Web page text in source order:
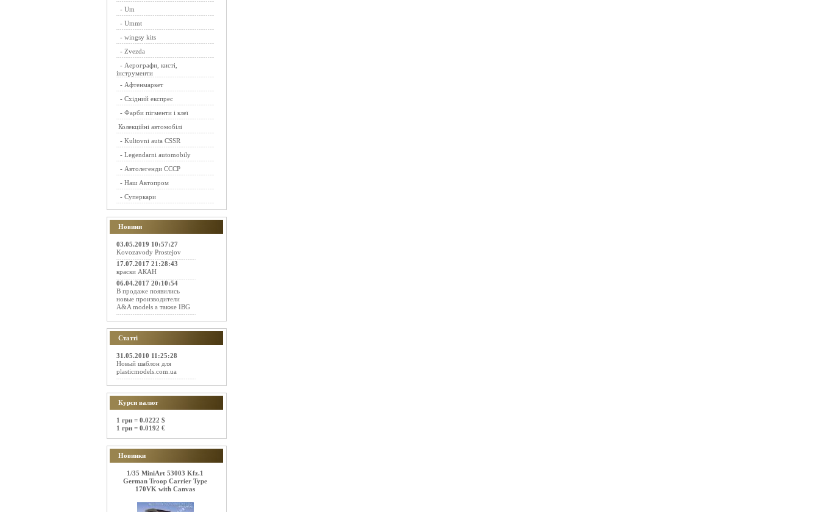
- Um
- Ummt
- wingsy kits
- Zvezda
- Аерографи, кисті,
інструменти
- Афтенмаркет
- Східний експрес
- Фарби пігменти і клеї
Колекційні автомобілі
- Kultovni auta CSSR
- Legendarni automobily
- Автолегенди СССР
- Наш Автопром
- Суперкари
Новини
03.05.2019 10:57:27
Kovozavody Prostejov
17.07.2017 21:28:43
краски АКАН
06.04.2017 20:10:54
В продаже появились
новые производители
A&A models а также IBG
Статті
31.05.2010 11:25:28
Новый шаблон для
plasticmodels.com.ua
Курси валют
1 грн = 0.0222 $
1 грн = 0.0192 €
Новинки
1/35 MiniArt 53003 Kfz.1
German Troop Carrier Type
170VK with Canvas